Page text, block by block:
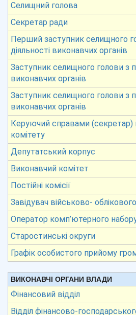
Селищний голова
Секретар ради
Перший заступник селищного
діяльності виконавчих органів
Заступник селищного голови з
виконавчих органів
Заступник селищного голови з
виконавчих органів
Керуючий справами (секретар)
комітету
Депутатський корпус
Виконавчий комітет
Постійні комісії
Завідувач військово-
Оператор комп’ютерного
Старостинські округи
Графік особистого прийому
ВИКОНАВЧІ ОРГАНИ ВЛАДИ
Фінансовий відділ
Відділ фінансово-